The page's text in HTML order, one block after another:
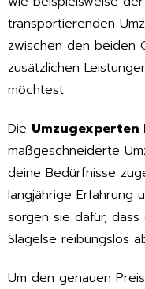
transportierenden
zwischen den beiden
zusätzlichen
möchtest.
Die Umzugexperten
maßgeschneiderte
deine Bedürfnisse
langjährige Erfahrung
sorgen sie dafür,
Slagelse reibungslos
Um den genauen